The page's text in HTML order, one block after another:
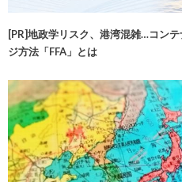
[PR]地政学リスク、港湾混雑…コン
ジ方法「FFA」とは